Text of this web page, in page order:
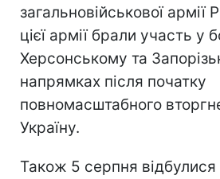
загальновійськової армії
цієї армії брали участь у
Херсонському та
напрямках після початку
повномасштабного
Україну.
Також 5 серпня